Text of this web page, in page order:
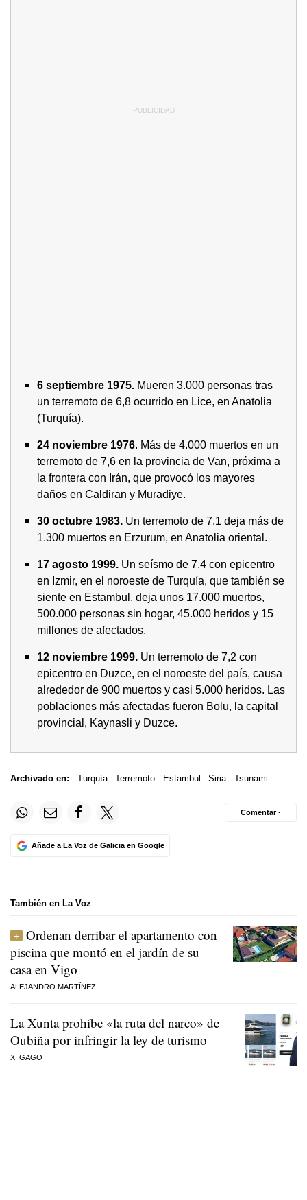
6 septiembre 1975. Mueren 3.000 personas tras
un terremoto de 6,8 ocurrido en Lice, en Anatolia
(Turquía).
24 noviembre 1976. Más de 4.000 muertos en un
terremoto de 7,6 en la provincia de Van, próxima a
la frontera con Irán, que provocó los mayores
daños en Caldiran y Muradiye.
30 octubre 1983.Un terremoto de 7,1 deja más de
1.300 muertos en Erzurum, en Anatolia oriental.
17 agosto 1999.Un seísmo de 7,4 con epicentro
en Izmir, en el noroeste de Turquía, que también se
siente en Estambul, deja unos 17.000 muertos,
500.000 personas sin hogar, 45.000 heridos y 15
millones de afectados.
12 noviembre 1999.Un terremoto de 7,2 con
epicentro en Duzce, en el noroeste del país, causa
alrededor de 900 muertos y casi 5.000 heridos. Las
poblaciones más afectadas fueron Bolu, la capital
provincial, Kaynasli y Duzce.
Archivado en: Turquía Terremoto Estambul Siria Tsunami
Añade a La Voz de Galicia en Google
Comentar ·
También en La Voz
Ordenan derribar el apartamento con
piscina que montó en el jardín de su
casa en Vigo
ALEJANDRO MARTÍNEZ
La Xunta prohíbe «la ruta del narco» de
Oubiña por infringir la ley de turismo
X. GAGO